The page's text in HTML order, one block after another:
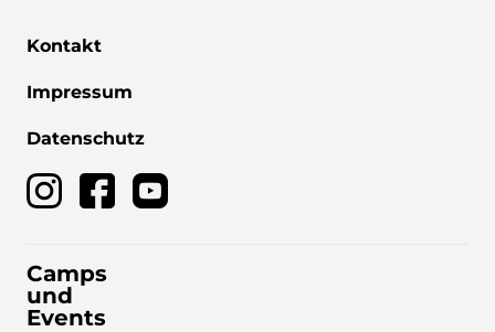
Kontakt
Impressum
Datenschutz
Camps
und
Events